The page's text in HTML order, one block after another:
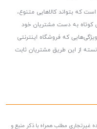
که بتواند کالاهایی متنوع،
کوتاه به دست مشتریان خود
که فروشگاه اینترنتی
از این طریق مشتریان ثابت
مطلب همراه با ذکر منبع و